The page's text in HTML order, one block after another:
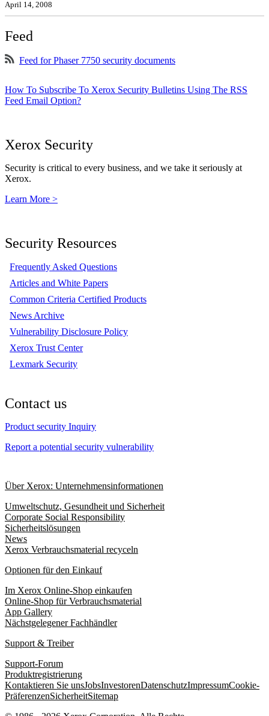
April 14, 2008
Feed
Feed for Phaser 7750 security documents
How To Subscribe To Xerox Security Bulletins Using The RSS
Feed Email Option?
Xerox Security
Security is critical to every business, and we take it seriously at
Xerox.
Learn More >
Security Resources
Frequently Asked Questions
Articles and White Papers
Common Criteria Certified Products
News Archive
Vulnerability Disclosure Policy
Xerox Trust Center
Lexmark Security
Contact us
Product security Inquiry
Report a potential security vulnerability
Über Xerox: Unternehmensinformationen
Umweltschutz, Gesundheit und Sicherheit
Corporate Social Responsibility
Sicherheitslösungen
News
Xerox Verbrauchsmaterial recyceln
Optionen für den Einkauf
Im Xerox Online-Shop einkaufen
Online-Shop für Verbrauchsmaterial
App Gallery
Nächstgelegener Fachhändler
Support & Treiber
Support-Forum
Produktregistrierung
Kontaktieren Sie unsJobsInvestorenDatenschutzImpressumCookie-
PräferenzenSicherheitSitemap